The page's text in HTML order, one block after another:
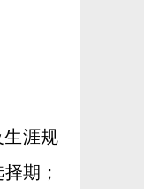
生涯规
期；